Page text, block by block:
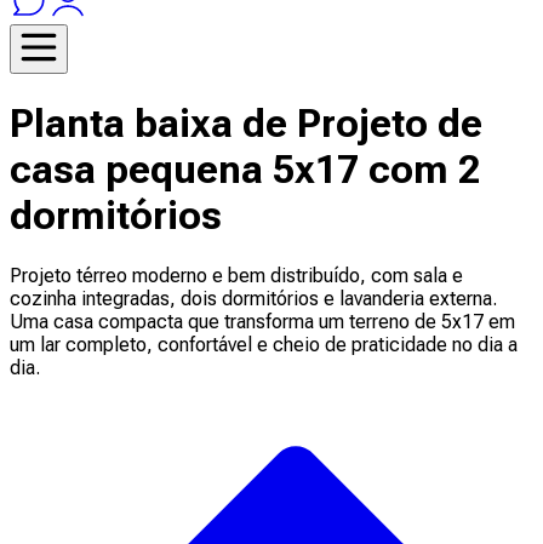
Planta baixa de Projeto de
casa pequena 5x17 com 2
dormitórios
Projeto térreo moderno e bem distribuído, com sala e
cozinha integradas, dois dormitórios e lavanderia externa.
Uma casa compacta que transforma um terreno de 5x17 em
um lar completo, confortável e cheio de praticidade no dia a
dia.